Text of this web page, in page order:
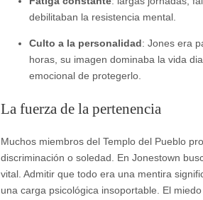
debilitaban la resistencia mental.
Culto a la personalidad: Jones era
horas, su imagen dominaba la vida
emocional de protegerlo.
La fuerza de la pertenencia
Muchos miembros del Templo del Pueblo
discriminación o soledad. En Jonestown
vital. Admitir que todo era una mentira
una carga psicológica insoportable. El